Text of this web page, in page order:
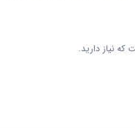
نیاز دارید.